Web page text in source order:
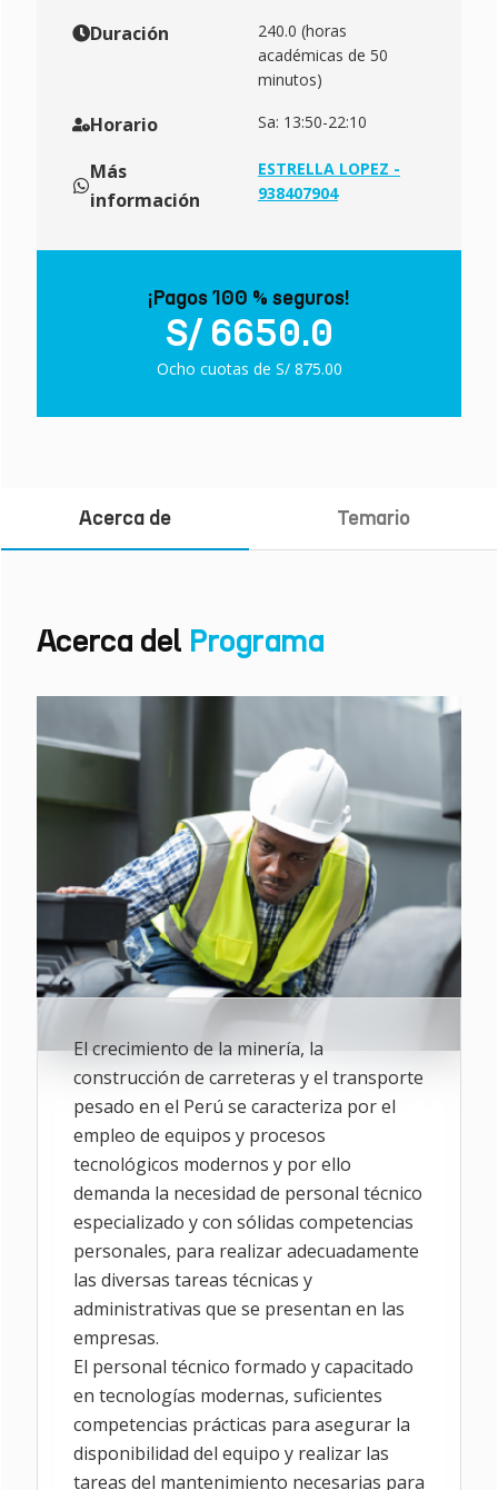
Duración
240.0 (horas
académicas de 50
minutos)
Horario Sa: 13:50-22:10
Más
información
ESTRELLA LOPEZ -
938407904
¡Pagos 100 % seguros!
S/ 6650.0
Ocho cuotas de S/ 875.00
Acerca de Temario
Acerca del Programa
El crecimiento de la minería, la
construcción de carreteras y el transporte
pesado en el Perú se caracteriza por el
empleo de equipos y procesos
tecnológicos modernos y por ello
demanda la necesidad de personal técnico
especializado y con sólidas competencias
personales, para realizar adecuadamente
las diversas tareas técnicas y
administrativas que se presentan en las
empresas.
El personal técnico formado y capacitado
en tecnologías modernas, suficientes
competencias prácticas para asegurar la
disponibilidad del equipo y realizar las
tareas del mantenimiento necesarias para